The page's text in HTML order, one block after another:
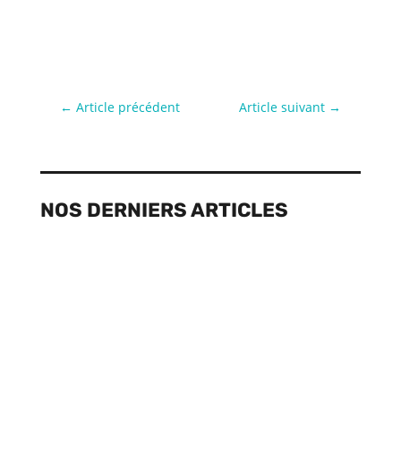
←Article précédent Article suivant→
NOS DERNIERS ARTICLES